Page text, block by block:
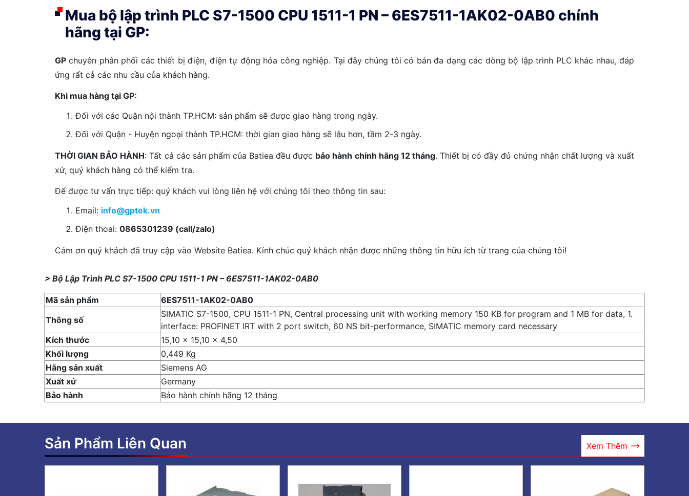
Mua bộ lập trình PLC S7-1500 CPU 1511-1 PN – 6ES7511-1AK02-0AB0 chính
hãng tại GP:
GP chuyên phân phối các thiết bị điện, điện tự động hóa công nghiệp. Tại đây chúng tôi có bán đa dạng các dòng bộ lập trình PLC khác nhau, đáp
ứng rất cả các nhu cầu của khách hàng.
Khi mua hàng tại GP:
Đối với các Quận nội thành TP.HCM: sản phẩm sẽ được giao hàng trong ngày.
Đối với Quận - Huyện ngoại thành TP.HCM: thời gian giao hàng sẽ lâu hơn, tầm 2-3 ngày.
THỜI GIAN BẢO HÀNH: Tất cả các sản phẩm của Batiea đều được bảo hành chính hãng 12 tháng. Thiết bị có đầy đủ chứng nhận chất lượng và xuất
xứ, quý khách hàng có thể kiểm tra.
Để được tư vấn trực tiếp: quý khách vui lòng liên hệ với chúng tôi theo thông tin sau:
Email: info@gptek.vn
Điện thoai: 0865301239 (call/zalo)
Cảm ơn quý khách đã truy cập vào Website Batiea. Kính chúc quý khách nhận được những thông tin hữu ích từ trang của chúng tôi!
> Bộ Lập Trình PLC S7-1500 CPU 1511-1 PN – 6ES7511-1AK02-0AB0
Mã sản phẩm
6ES7511-1AK02-0AB0
Thông số
SIMATIC S7-1500, CPU 1511-1 PN, Central processing unit with working memory 150 KB for program and 1 MB for data, 1.
interface: PROFINET IRT with 2 port switch, 60 NS bit-performance, SIMATIC memory card necessary
Kích thước
15,10 x 15,10 x 4,50
Khối lượng
0,449 Kg
Hãng sản xuất
Siemens AG
Xuất xứ
Germany
Bảo hành
Bảo hành chính hãng 12 tháng
Sản Phẩm Liên Quan Xem Thêm